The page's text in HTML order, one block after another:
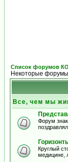
Список форумов
Некоторые форумы
Все, чем мы
Форум
Круглый
медицине,